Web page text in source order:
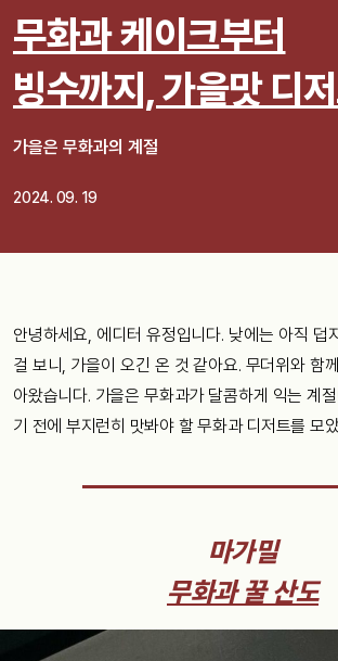
무화과 케이크부터
빙수까지, 가을맛 디
가을은 무화과의 계절
2024. 09. 19
안녕하세요, 에디터 유정입니다. 낮에는 아직 덥
걸 보니, 가을이 오긴 온 것 같아요. 무더위와 함
아왔습니다. 가을은 무화과가 달콤하게 익는 계
기 전에 부지런히 맛봐야 할 무화과 디저트를 모
마가밀
무화과 꿀 산도